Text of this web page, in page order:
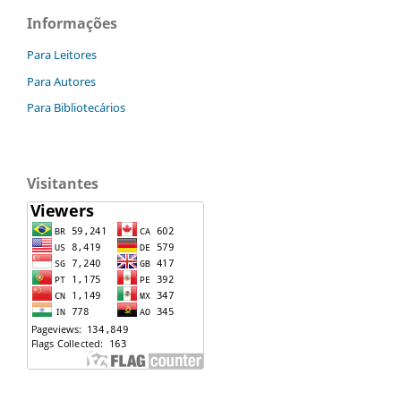
Informações
Para Leitores
Para Autores
Para Bibliotecários
Visitantes